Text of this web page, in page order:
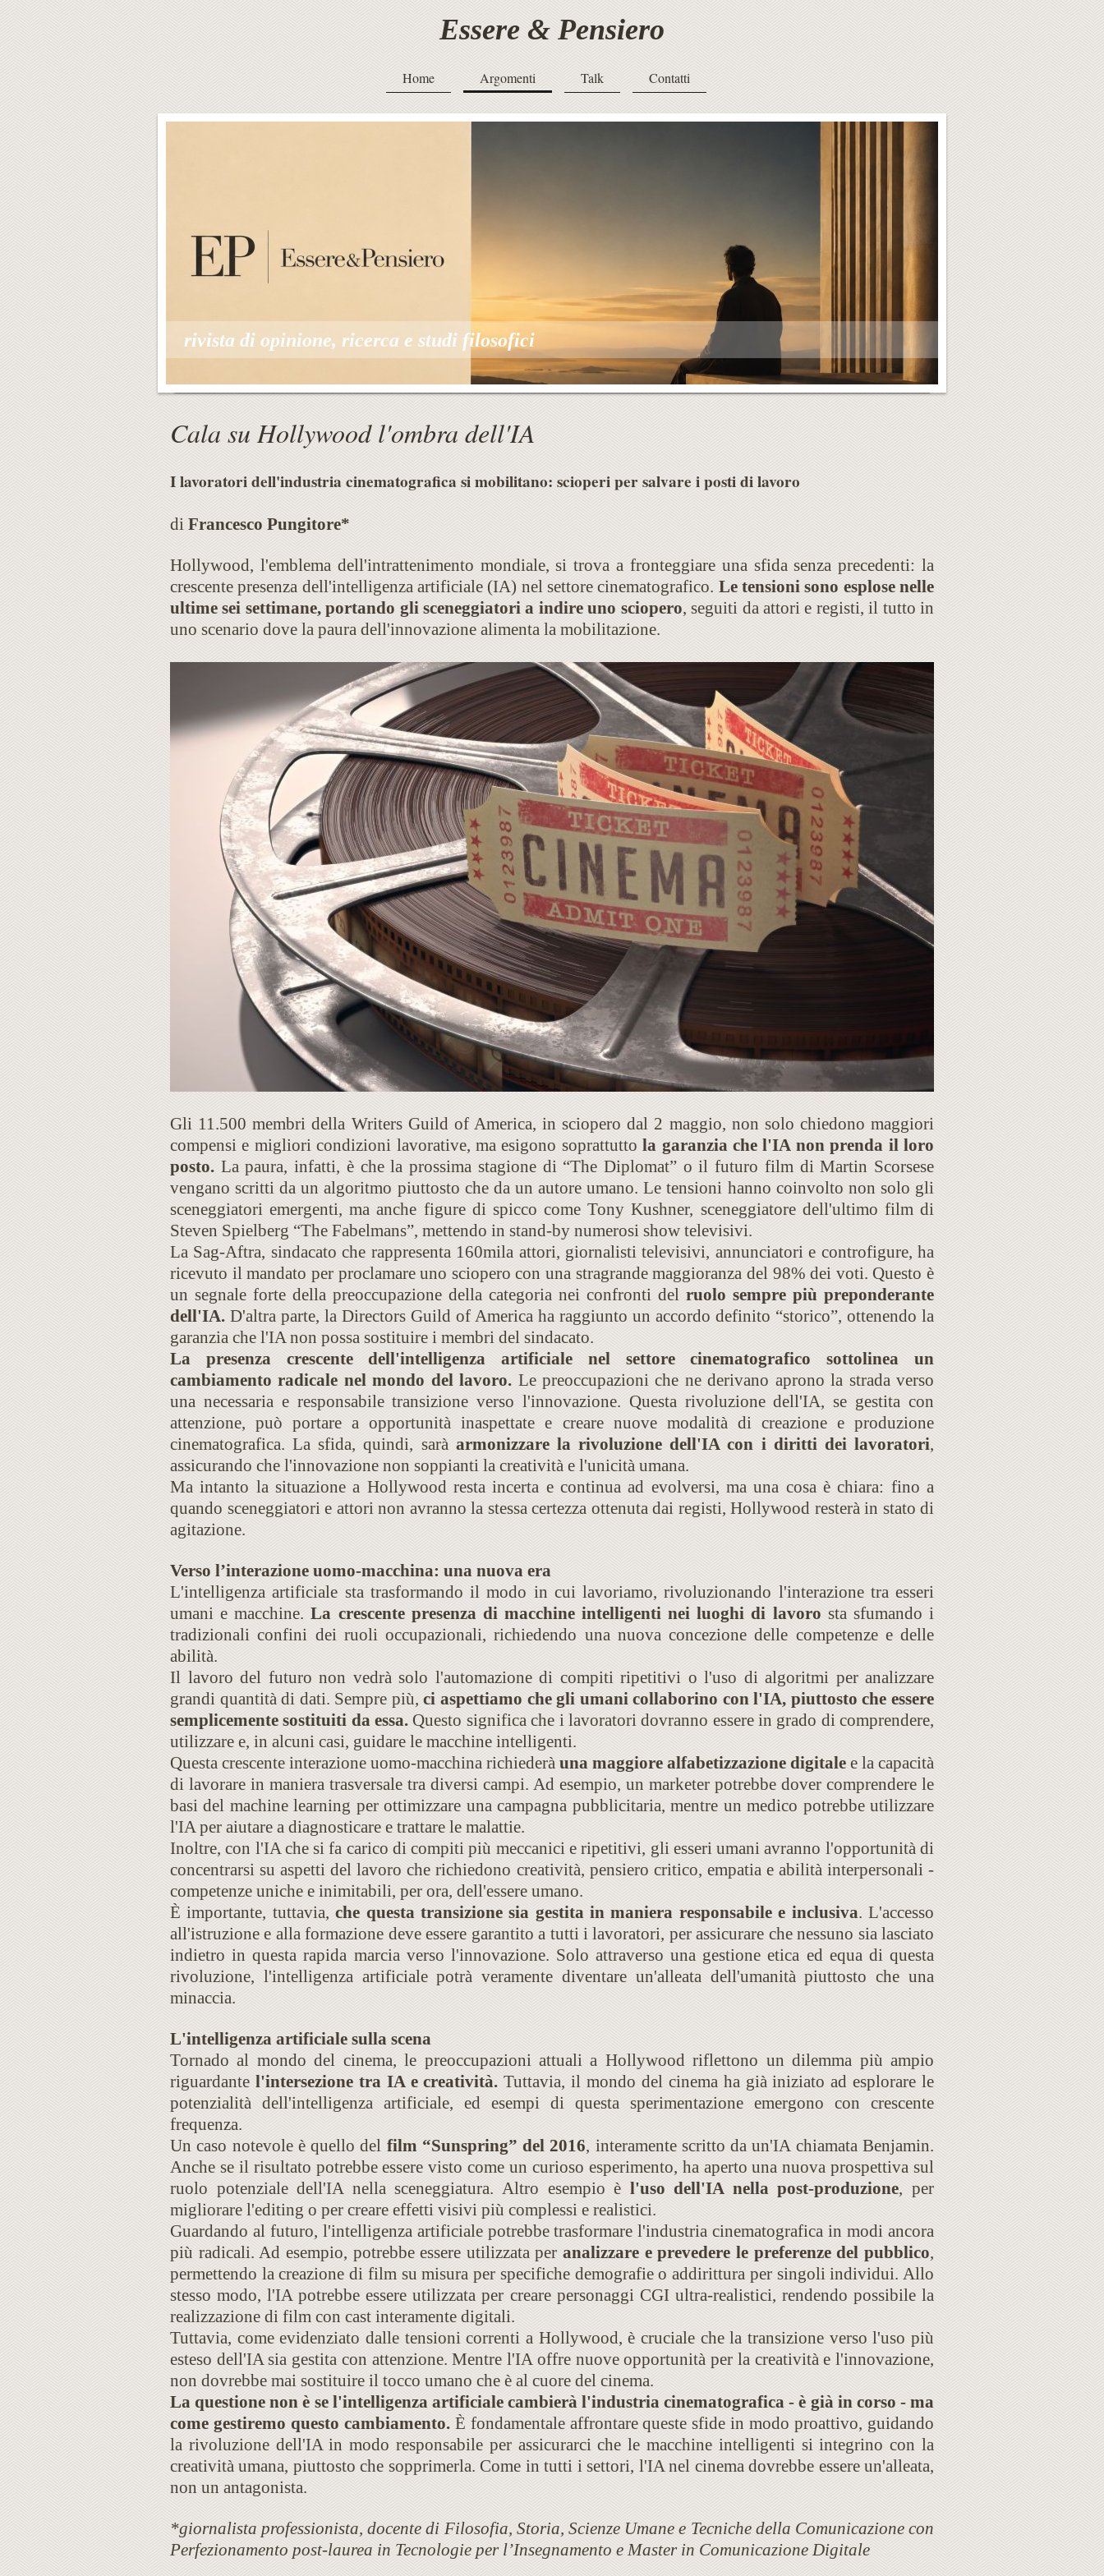
Essere & Pensiero
Home Argomenti Talk Contatti
rivista di opinione, ricerca e studi filosofici
Cala su Hollywood l'ombra dell'IA
I lavoratori dell'industria cinematografica si mobilitano: scioperi per salvare i posti di lavoro
di Francesco Pungitore*
Hollywood, l'emblema dell'intrattenimento mondiale, si trova a fronteggiare una sfida senza precedenti: la
crescente presenza dell'intelligenza artificiale (IA) nel settore cinematografico. Le tensioni sono esplose nelle
ultime sei settimane, portando gli sceneggiatori a indire uno sciopero, seguiti da attori e registi, il tutto in
uno scenario dove la paura dell'innovazione alimenta la mobilitazione.
Gli 11.500 membri della Writers Guild of America, in sciopero dal 2 maggio, non solo chiedono maggiori
compensi e migliori condizioni lavorative, ma esigono soprattuttola garanzia che l'IA non prenda il loro
posto. La paura, infatti, è che la prossima stagione di “The Diplomat” o il futuro film di Martin Scorsese
vengano scritti da un algoritmo piuttosto che da un autore umano. Le tensioni hanno coinvolto non solo gli
sceneggiatori emergenti, ma anche figure di spicco come Tony Kushner, sceneggiatore dell'ultimo film di
Steven Spielberg “The Fabelmans”, mettendo in stand-by numerosi show televisivi.
La Sag-Aftra, sindacato che rappresenta 160mila attori, giornalisti televisivi, annunciatori e controfigure, ha
ricevuto il mandato per proclamare uno sciopero con una stragrande maggioranza del 98% dei voti. Questo è
un segnale forte della preoccupazione della categoria nei confronti del ruolo sempre più preponderante
dell'IA. D'altra parte, la Directors Guild of America ha raggiunto un accordo definito “storico”, ottenendo la
garanzia che l'IA non possa sostituire i membri del sindacato.
La presenza crescente dell'intelligenza artificiale nel settore cinematografico sottolinea un
cambiamento radicale nel mondo del lavoro. Le preoccupazioni che ne derivano aprono la strada verso
una necessaria e responsabile transizione verso l'innovazione. Questa rivoluzione dell'IA, se gestita con
attenzione, può portare a opportunità inaspettate e creare nuove modalità di creazione e produzione
cinematografica. La sfida, quindi, sarà armonizzare la rivoluzione dell'IA con i diritti dei lavoratori,
assicurando che l'innovazione non soppianti la creatività e l'unicità umana.
Ma intanto la situazione a Hollywood resta incerta e continua ad evolversi, ma una cosa è chiara: fino a
quando sceneggiatori e attori non avranno la stessa certezza ottenuta dai registi, Hollywood resterà in stato di
agitazione.
Verso l’interazione uomo-macchina: una nuova era
L'intelligenza artificiale sta trasformando il modo in cui lavoriamo, rivoluzionando l'interazione tra esseri
umani e macchine.La crescente presenza di macchine intelligenti nei luoghi di lavoro sta sfumando i
tradizionali confini dei ruoli occupazionali, richiedendo una nuova concezione delle competenze e delle
abilità.
Il lavoro del futuro non vedrà solo l'automazione di compiti ripetitivi o l'uso di algoritmi per analizzare
grandi quantità di dati. Sempre più,ci aspettiamo che gli umani collaborino con l'IA, piuttosto che essere
semplicemente sostituiti da essa. Questo significa che i lavoratori dovranno essere in grado di comprendere,
utilizzare e, in alcuni casi, guidare le macchine intelligenti.
Questa crescente interazione uomo-macchina richiederà una maggiore alfabetizzazione digitale e la capacità
di lavorare in maniera trasversale tra diversi campi. Ad esempio, un marketer potrebbe dover comprendere le
basi del machine learning per ottimizzare una campagna pubblicitaria, mentre un medico potrebbe utilizzare
l'IA per aiutare a diagnosticare e trattare le malattie.
Inoltre, con l'IA che si fa carico di compiti più meccanici e ripetitivi, gli esseri umani avranno l'opportunità di
concentrarsi su aspetti del lavoro che richiedono creatività, pensiero critico, empatia e abilità interpersonali -
competenze uniche e inimitabili, per ora, dell'essere umano.
È importante, tuttavia,che questa transizione sia gestita in maniera responsabile e inclusiva. L'accesso
all'istruzione e alla formazione deve essere garantito a tutti i lavoratori, per assicurare che nessuno sia lasciato
indietro in questa rapida marcia verso l'innovazione. Solo attraverso una gestione etica ed equa di questa
rivoluzione, l'intelligenza artificiale potrà veramente diventare un'alleata dell'umanità piuttosto che una
minaccia.
L'intelligenza artificiale sulla scena
Tornado al mondo del cinema, le preoccupazioni attuali a Hollywood riflettono un dilemma più ampio
riguardante l'intersezione tra IA e creatività. Tuttavia, il mondo del cinema ha già iniziato ad esplorare le
potenzialità dell'intelligenza artificiale, ed esempi di questa sperimentazione emergono con crescente
frequenza.
Un caso notevole è quello del film “Sunspring” del 2016, interamente scritto da un'IA chiamata Benjamin.
Anche se il risultato potrebbe essere visto come un curioso esperimento, ha aperto una nuova prospettiva sul
ruolo potenziale dell'IA nella sceneggiatura. Altro esempio è l'uso dell'IA nella post-produzione, per
migliorare l'editing o per creare effetti visivi più complessi e realistici.
Guardando al futuro, l'intelligenza artificiale potrebbe trasformare l'industria cinematografica in modi ancora
più radicali. Ad esempio, potrebbe essere utilizzata peranalizzare e prevedere le preferenze del pubblico,
permettendo la creazione di film su misura per specifiche demografie o addirittura per singoli individui. Allo
stesso modo, l'IA potrebbe essere utilizzata per creare personaggi CGI ultra-realistici, rendendo possibile la
realizzazione di film con cast interamente digitali.
Tuttavia, come evidenziato dalle tensioni correnti a Hollywood, è cruciale che la transizione verso l'uso più
esteso dell'IA sia gestita con attenzione. Mentre l'IA offre nuove opportunità per la creatività e l'innovazione,
non dovrebbe mai sostituire il tocco umano che è al cuore del cinema.
La questione non è se l'intelligenza artificiale cambierà l'industria cinematografica - è già in corso - ma
come gestiremo questo cambiamento.È fondamentale affrontare queste sfide in modo proattivo, guidando
la rivoluzione dell'IA in modo responsabile per assicurarci che le macchine intelligenti si integrino con la
creatività umana, piuttosto che sopprimerla. Come in tutti i settori, l'IA nel cinema dovrebbe essere un'alleata,
non un antagonista.
*giornalista professionista, docente di Filosofia, Storia, Scienze Umane e Tecniche della Comunicazione con
Perfezionamento post-laurea in Tecnologie per l’Insegnamento e Master in Comunicazione Digitale